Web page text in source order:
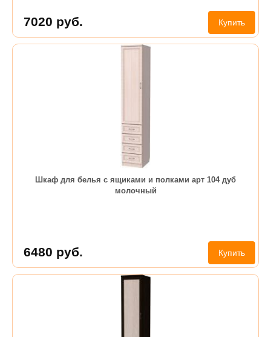
7020 руб. Купить
Шкаф для белья с ящиками и полками арт 104 дуб
молочный
6480 руб. Купить